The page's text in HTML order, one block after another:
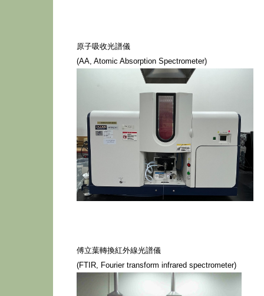
原子吸收光譜儀
(AA, Atomic Absorption Spectrometer)
傅立葉轉換紅外線光譜儀
(FTIR, Fourier transform infrared spectrometer)